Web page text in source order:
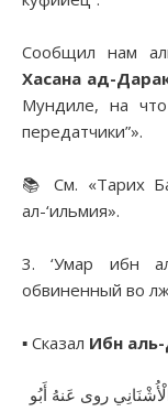
Сообщил нам
Хасана ад-
Мундиле, на
передатчики”».
📚 См. «Тарих
ал-‘ильмия».
3. ‘Умар ибн
обвиненный во
▪︎ Сказал Ибн
روى عَنهُ أَبُو